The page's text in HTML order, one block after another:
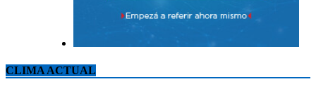
CLIMA ACTUAL